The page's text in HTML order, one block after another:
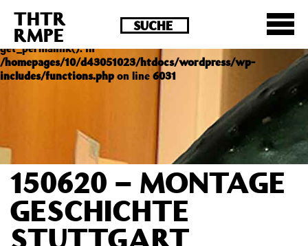
Deprecated : Die Funktion post_permalink ist seit
Version 4.4.0 veraltet! Verwende stattdessen
get_permalink(). in
/homepages/10/d43051023/htdocs/wordpress/wp-
includes/functions.phpon line 6031
THTR
RMPE
150620 – MONTAGE
GESCHICHTE
STUTTGART